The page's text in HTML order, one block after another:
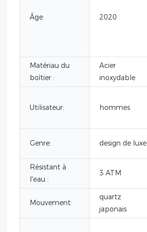
Âge: 2020
Matériau du
boîtier :
Acier
inoxydable
Utilisateur: hommes
Genre: design de luxe
Résistant à
l'eau :
3 ATM
Mouvement:
quartz
japonais